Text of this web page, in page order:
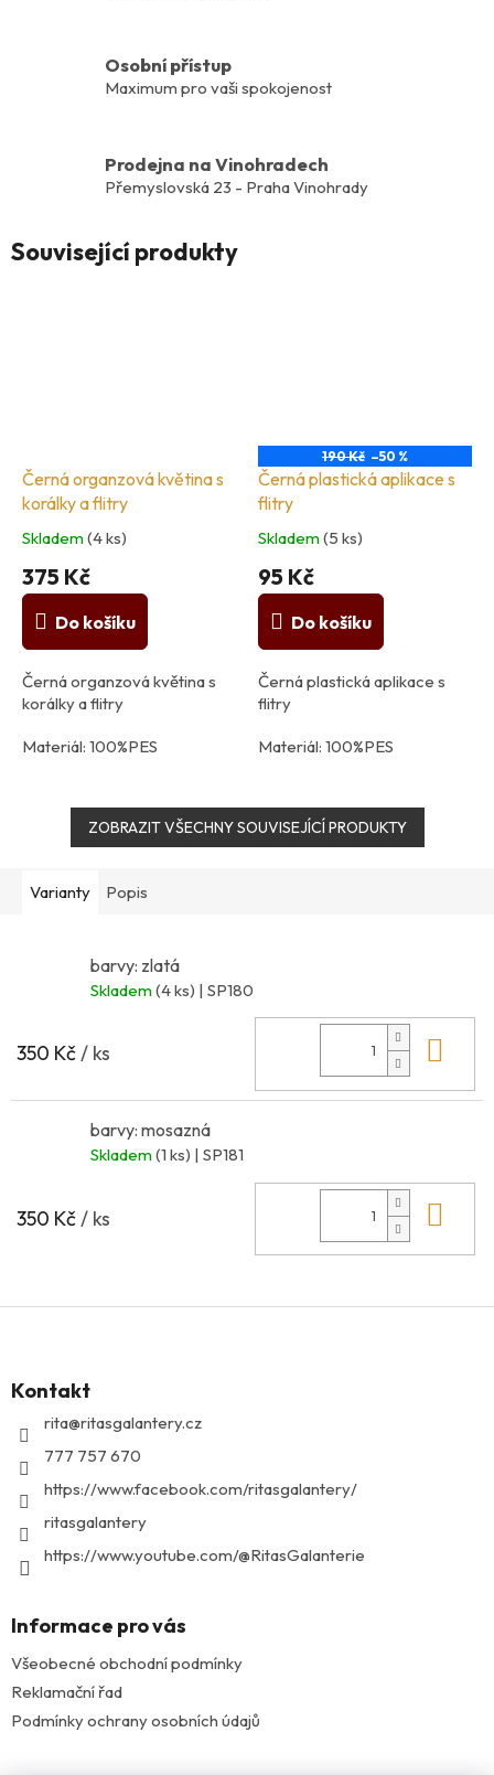
Osobní přístup
Maximum pro vaši spokojenost
Prodejna na Vinohradech
Přemyslovská 23 - Praha Vinohrady
Související produkty
Černá organzová květina s
korálky a flitry
Skladem(4 ks)
375 Kč
Do košíku
Černá organzová květina s
korálky a flitry
Materiál: 100%PES
190 Kč –50 %
Černá plastická aplikace s
flitry
Skladem(5 ks)
95 Kč
Do košíku
Černá plastická aplikace s
flitry
Materiál: 100%PES
ZOBRAZIT VŠECHNY SOUVISEJÍCÍ PRODUKTY
Varianty Popis
barvy: zlatá
Skladem(4 ks) | SP180
350 Kč/ ks
barvy: mosazná
Skladem(1 ks) | SP181
350 Kč/ ks
aKontakt
rita@ritasgalantery.cz
777 757 670
https://www.facebook.com/ritasgalantery/
ritasgalantery
https://www.youtube.com/@RitasGalanterie
Informace pro vás
Všeobecné obchodní podmínky
Reklamační řad
Podmínky ochrany osobních údajů